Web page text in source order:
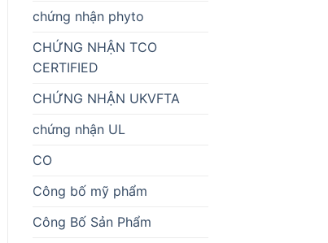
chứng nhận phyto
CHỨNG NHẬN TCO
CERTIFIED
CHỨNG NHẬN UKVFTA
chứng nhận UL
CO
Công bố mỹ phẩm
Công Bố Sản Phẩm